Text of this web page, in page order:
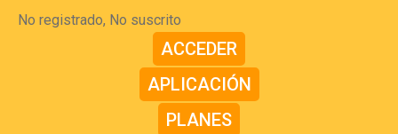
No registrado, No suscrito
ACCEDER
APLICACIÓN
PLANES